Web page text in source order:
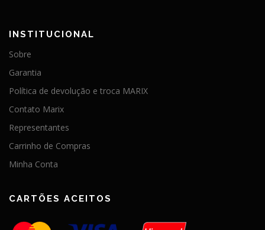
INSTITUCIONAL
Sobre
Garantia
Política de devolução e troca MARIX
Contato Marix
Representantes
Carrinho de Compras
Minha Conta
CARTÕES ACEITOS